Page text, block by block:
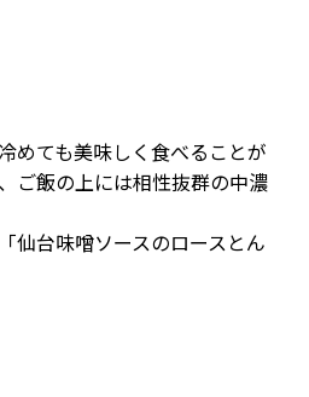
めても美味しく食べることが
ご飯の上には相性抜群の中濃
仙台味噌ソースのロースとん